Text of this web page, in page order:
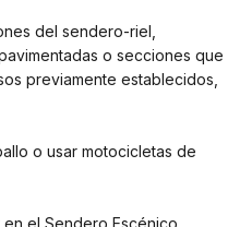
del sendero-riel,
o secciones que
previamente establecidos,
o usar motocicletas de